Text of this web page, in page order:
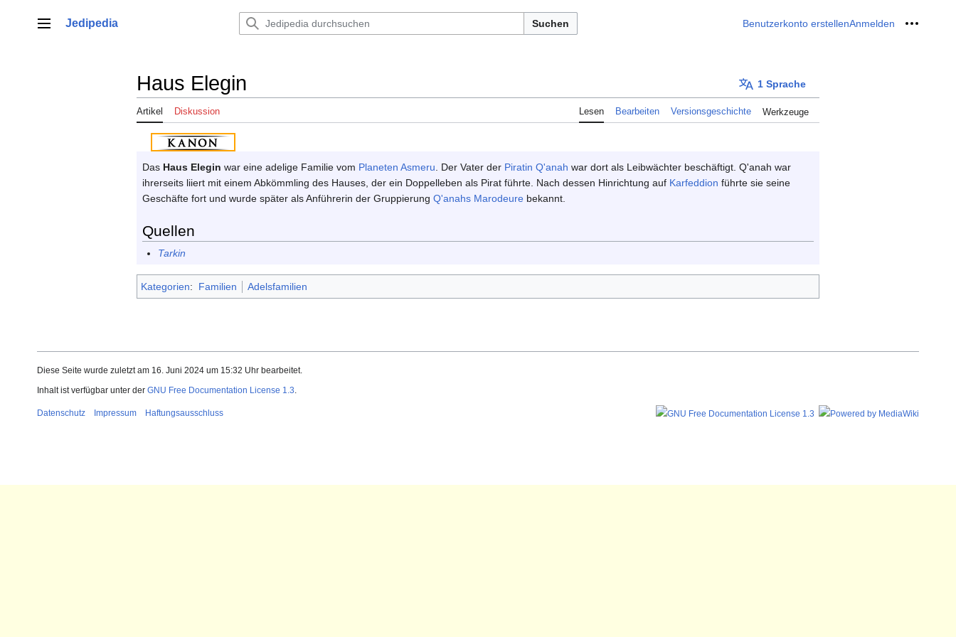
springenHauptmenü
Jedipedia Suchen Benutzerkonto erstellenAnmelden Meine
Haus Elegin 1 Sprache
Artikel Diskussion Lesen Bearbeiten Versionsgeschichte Werkzeuge
Das Haus Elegin war eine adelige Familie vom Planeten Asmeru . Der Vater der Piratin Q'anah war dort als Leibwächter beschäftigt. Q'anah war
ihrerseits liiert mit einem Abkömmling des Hauses, der ein Doppelleben als Pirat führte. Nach dessen Hinrichtung auf Karfeddion führte sie seine
Geschäfte fort und wurde später als Anführerin der Gruppierung Q'anahs Marodeure bekannt.
Quellen
Tarkin
Kategorien: Familien Adelsfamilien
Diese Seite wurde zuletzt am 16. Juni 2024 um 15:32 Uhr bearbeitet.
Inhalt ist verfügbar unter der GNU Free Documentation License 1.3.
Datenschutz Impressum Haftungsausschluss